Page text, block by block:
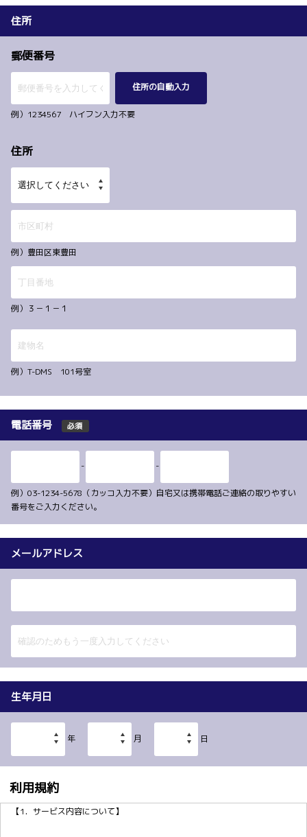
住所
郵便番号
住所の自動入力
例）1234567 ハイフン入力不要
住所
例）豊田区東豊田
例）３－１－１
例）T-DMS 101号室
電話番号 必須
- -
例）03-1234-5678（カッコ入力不要）自宅又は携帯電話ご連絡の取りやすい
番号をご入力ください。
メールアドレス
生年月日
年 月 日
利用規約
【1．サービス内容について】